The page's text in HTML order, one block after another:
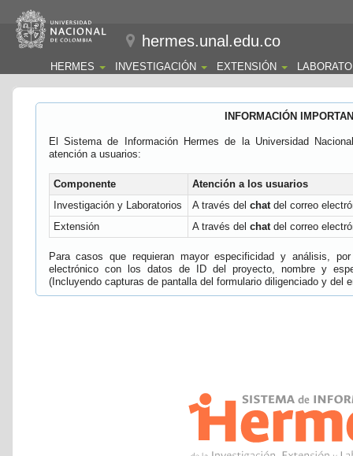
hermes.unal.edu.co
HERMES INVESTIGACIÓN EXTENSIÓN
INFORMACIÓN
El Sistema de Información Hermes de la Universidad
atención a usuarios:
Componente
Atención a los usuarios
Investigación y Laboratorios
A través del chatdel correo
Extensión
A través del chatdel correo
Para casos que requieran mayor especificidad y análisis,
electrónico con los datos de ID del proyecto, nombre y
(Incluyendo capturas de pantalla del formulario diligenciado y del